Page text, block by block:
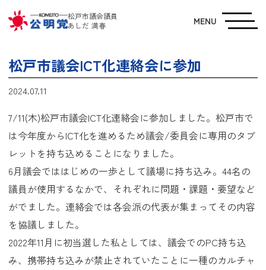
松戸市議会議員
あしだ 満春
MENU
松戸市議会ICT化連絡会に参加
2024.07.11
7/11(木)松戸市議会ICT化連絡会に参加しました。松戸市で
は今年度からICT化を進めるため議会/委員会に専用のタブ
レットを持ち込めることになりました。
6月議会でははじめの一歩として議場に持ち込み。44名の
議員が使用するなかで、それぞれに問題・課題・要望など
がでました。連絡会では各会派の代表が集まってその内容
を協議しました。
2022年11月に初当選した私としては、議会でのPC持ち込
み、携帯持ち込みが禁止されていたことに一種のカルチャ